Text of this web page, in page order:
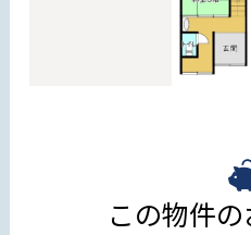
この物件